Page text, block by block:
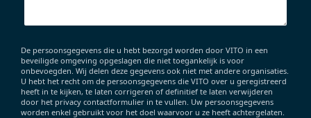
De persoonsgegevens die u hebt bezorgd worden door VITO in een
beveiligde omgeving opgeslagen die niet toegankelijk is voor
onbevoegden. Wij delen deze gegevens ook niet met andere organisaties.
U hebt het recht om de persoonsgegevens die VITO over u geregistreerd
heeft in te kijken, te laten corrigeren of definitief te laten verwijderen
door het privacy contactformulier in te vullen. Uw persoonsgegevens
worden enkel gebruikt voor het doel waarvoor u ze heeft achtergelaten.